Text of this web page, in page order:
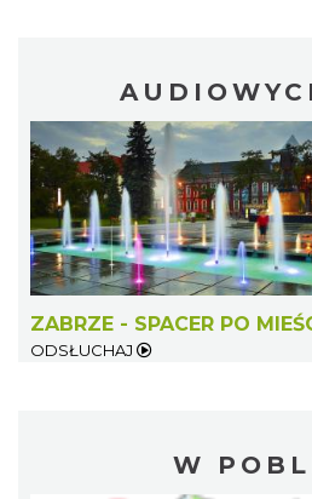
ZABRZE - SPACER PO
ODSŁUCHAJ
W